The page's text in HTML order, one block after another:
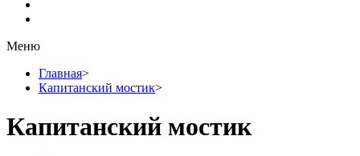
Меню
Главная>
Капитанский мостик>
Капитанский мостик